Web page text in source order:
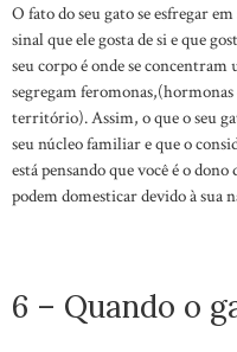
O fato do seu gato se esfregar
sinal que ele gosta de si e que
seu corpo é onde se
segregam
território). Assim, o que o seu
seu núcleo familiar e que o
está pensando que você é o dono
podem domesticar devido à sua
6 – Quando o